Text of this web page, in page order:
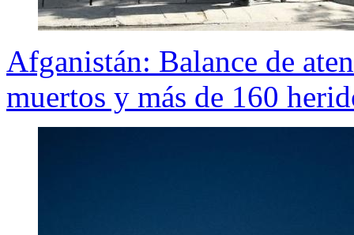
Afganistán: Balance de
muertos y más de 160